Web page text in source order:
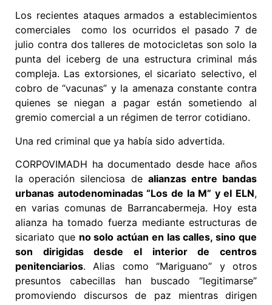
Los recientes ataques armados a establecimientos
comerciales como los ocurridos el pasado 7 de
julio contra dos talleres de motocicletas son solo la
punta del iceberg de una estructura criminal más
compleja. Las extorsiones, el sicariato selectivo, el
cobro de “vacunas” y la amenaza constante contra
quienes se niegan a pagar están sometiendo al
gremio comercial a un régimen de terror cotidiano.
Una red criminal que ya había sido advertida.
CORPOVIMADH ha documentado desde hace años
la operación silenciosa de alianzas entre bandas
urbanas autodenominadas “Los de la M” y el ELN,
en varias comunas de Barrancabermeja. Hoy esta
alianza ha tomado fuerza mediante estructuras de
sicariato que no solo actúan en las calles, sino que
son dirigidas desde el interior de centros
penitenciarios. Alias como “Mariguano” y otros
presuntos cabecillas han buscado “legitimarse”
promoviendo discursos de paz mientras dirigen